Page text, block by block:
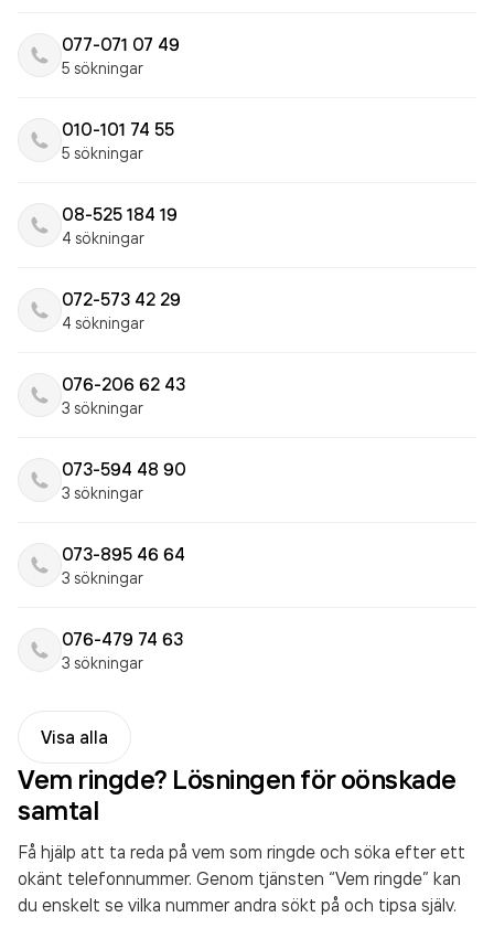
077-071 07 49
5 sökningar
010-101 74 55
5 sökningar
08-525 184 19
4 sökningar
072-573 42 29
4 sökningar
076-206 62 43
3 sökningar
073-594 48 90
3 sökningar
073-895 46 64
3 sökningar
076-479 74 63
3 sökningar
Visa alla
Vem ringde? Lösningen för oönskade
samtal
Få hjälp att ta reda på vem som ringde och söka efter ett
okänt telefonnummer. Genom tjänsten “Vem ringde” kan
du enskelt se vilka nummer andra sökt på och tipsa själv.